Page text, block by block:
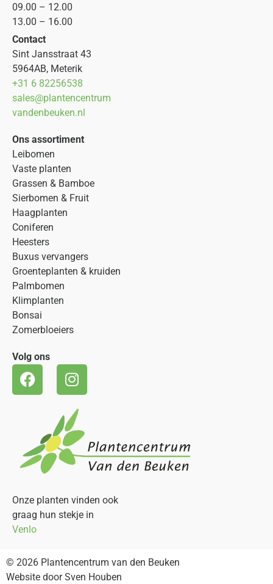
09.00 – 12.00
13.00 – 16.00
Contact
Sint Jansstraat 43
5964AB, Meterik
+31 6 82256538
sales@plantencentrum
vandenbeuken.nl
Ons assortiment
Leibomen
Vaste planten
Grassen & Bamboe
Sierbomen & Fruit
Haagplanten
Coniferen
Heesters
Buxus vervangers
Groenteplanten & kruiden
Palmbomen
Klimplanten
Bonsai
Zomerbloeiers
Volg ons
Onze planten vinden ook
graag hun stekje in
Venlo
© 2026 Plantencentrum van den Beuken
Website door Sven Houben